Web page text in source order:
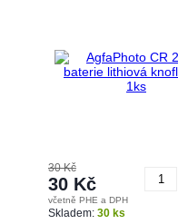
30 Kč
30 Kč
včetně PHE a DPH
Skladem: 30 ks